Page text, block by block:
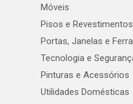
Móveis
Pisos e Revestimentos
Portas, Janelas e
Tecnologia e
Pinturas e Acessórios
Utilidades Domésticas